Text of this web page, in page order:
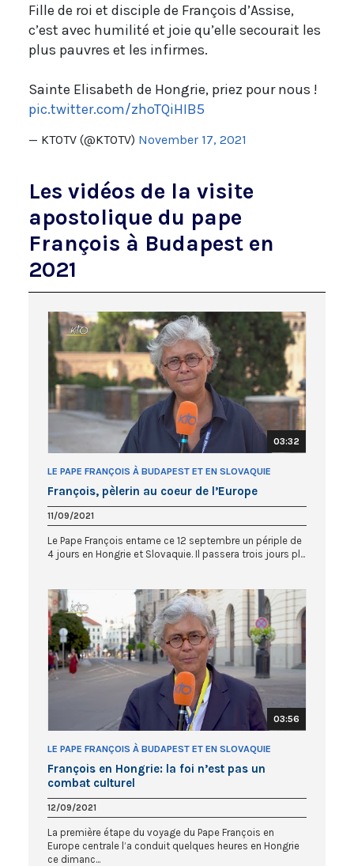
Fille de roi et disciple de François d’Assise,
c’est avec humilité et joie qu’elle secourait les
plus pauvres et les infirmes.
Sainte Elisabeth de Hongrie, priez pour nous !
pic.twitter.com/zhoTQiHIB5
— KTOTV (@KTOTV) November 17, 2021
Les vidéos de la visite
apostolique du pape
François à Budapest en
2021
03:32
LE PAPE FRANÇOIS À BUDAPEST ET EN SLOVAQUIE
François, pèlerin au coeur de l’Europe
11/09/2021
Le Pape François entame ce 12 septembre un périple de
4 jours en Hongrie et Slovaquie. Il passera trois jours pl...
03:56
LE PAPE FRANÇOIS À BUDAPEST ET EN SLOVAQUIE
François en Hongrie: la foi n’est pas un
combat culturel
12/09/2021
La première étape du voyage du Pape François en
Europe centrale l’a conduit quelques heures en Hongrie
ce dimanc...